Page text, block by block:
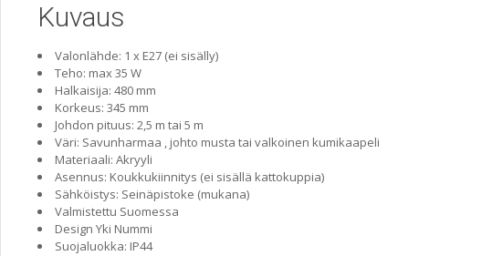
Kuvaus
Valonlähde: 1 x E27 (ei sisälly)
Teho: max 35 W
Halkaisija: 480 mm
Korkeus: 345 mm
Johdon pituus: 2,5 m tai 5 m
Väri: Savunharmaa , johto musta tai valkoinen kumikaapeli
Materiaali: Akryyli
Asennus: Koukkukiinnitys (ei sisällä kattokuppia)
Sähköistys: Seinäpistoke (mukana)
Valmistettu Suomessa
Design Yki Nummi
Suojaluokka: IP44